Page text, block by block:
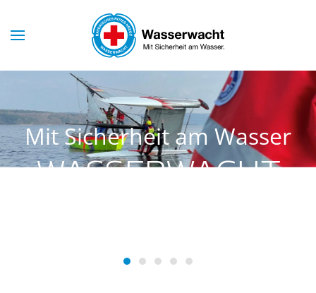
Skip to main content
Mit Sicherheit am Wasser
WASSERWACHT
Wasserwacht Schondorf
Wasserwacht Schondorf
Wasserwacht Schondorf
Wasserwacht Schondorf